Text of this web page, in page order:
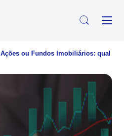
Ações ou Fundos Imobiliários: qual